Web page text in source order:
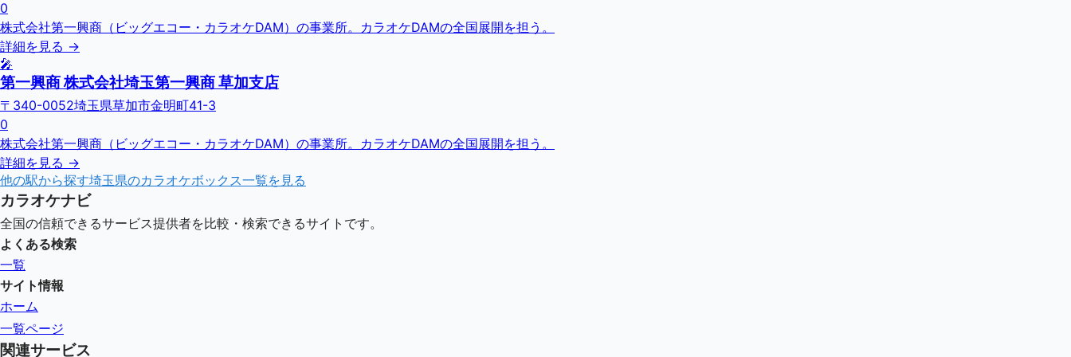
0
株式会社第一興商（ビッグエコー・カラオケDAM）の事業所。カラオケDAMの全国展開を担う。
詳細を見る →
🎤
第一興商 株式会社埼玉第一興商 草加支店
〒340-0052埼玉県草加市金明町41-3
0
株式会社第一興商（ビッグエコー・カラオケDAM）の事業所。カラオケDAMの全国展開を担う。
詳細を見る →
他の駅から探す埼玉県のカラオケボックス一覧を見る
カラオケナビ
全国の信頼できるサービス提供者を比較・検索できるサイトです。
よくある検索
一覧
サイト情報
ホーム
一覧ページ
関連サービス